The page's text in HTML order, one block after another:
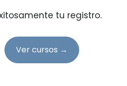
tu registro.
Ver cursos →